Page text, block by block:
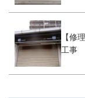
【修
工事